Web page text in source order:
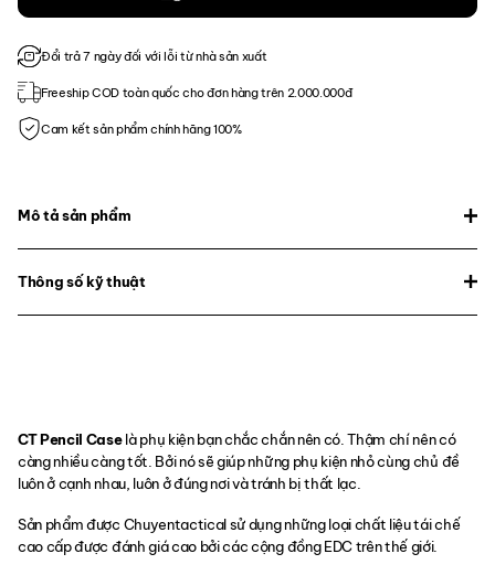
Đổi trả 7 ngày đối với lỗi từ nhà sản xuất
Freeship COD toàn quốc cho đơn hàng trên 2.000.000đ
Cam kết sản phẩm chính hãng 100%
Mô tả sản phẩm
Thông số kỹ thuật
CT Pencil Caselà phụ kiện bạn chắc chắn nên có. Thậm chí nên có
càng nhiều càng tốt. Bởi nó sẽ giúp những phụ kiện nhỏ cùng chủ đề
luôn ở cạnh nhau, luôn ở đúng nơi và tránh bị thất lạc.
Sản phẩm được Chuyentactical sử dụng những loại chất liệu tái chế
cao cấp được đánh giá cao bởi các cộng đồng EDC trên thế giới.